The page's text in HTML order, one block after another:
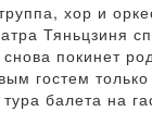
хор и
Тяньцзиня
покинет
гостем
балета на